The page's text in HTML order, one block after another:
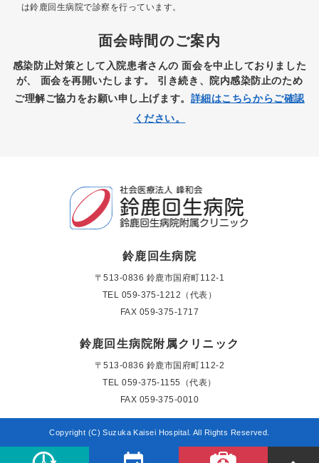
は鈴鹿回生病院で診察を行っています。
面会時間のご案内
感染防止対策として入院患者さんの面会を中止しておりました
が、 面会を再開いたします。 引き続き、院内感染防止のため
ご理解ご協力をお願い申し上げます。 詳細はこちらからご確認
ください。
鈴鹿回生病院
〒513-0836 鈴鹿市国府町112-1
TEL 059-375-1212（代表）
FAX 059-375-1717
鈴鹿回生病院附属クリニック
〒513-0836 鈴鹿市国府町112-2
TEL059-375-1155（代表）
FAX 059-375-0010
Copyright (C) Suzuka Kaisei Hospital. All Rights Reserved.